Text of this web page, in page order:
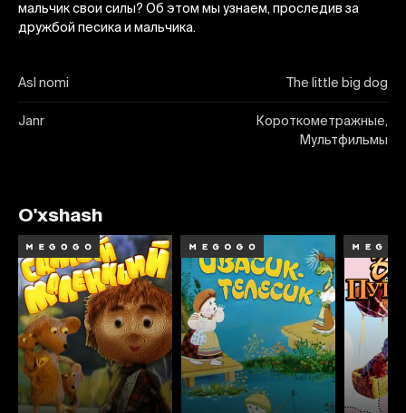
мальчик свои силы? Об этом мы узнаем, проследив за
дружбой песика и мальчика.
Asl nomi The little big dog
Janr
Короткометражные,
Мультфильмы
O'xshash